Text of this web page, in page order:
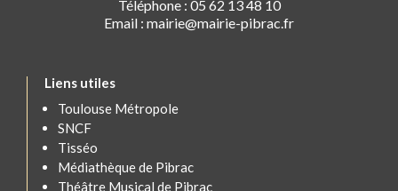
Téléphone : 05 62 13 48 10
Email : mairie@mairie-pibrac.fr
Liens utiles
Toulouse Métropole
SNCF
Tisséo
Médiathèque de Pibrac
Théâtre Musical de Pibrac